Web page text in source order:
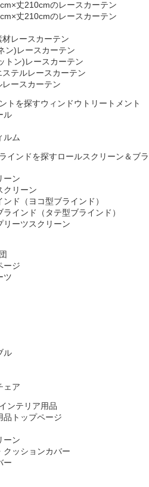
丈210cmのレースカーテン
丈210cmのレースカーテン
材レースカーテン
ン)レースカーテン
トン)レースカーテン
ステルレースカーテン
レースカーテン
ウィンドウトリートメント
ル
ルム
ロールスクリーン＆ブラ
ーン
クリーン
ド（ヨコ型ブラインド）
インド（タテ型ブラインド）
リーツスクリーン
ージ
ツ
ル
ェア
インテリア用品
品トップページ
ーン
クッションカバー
ー